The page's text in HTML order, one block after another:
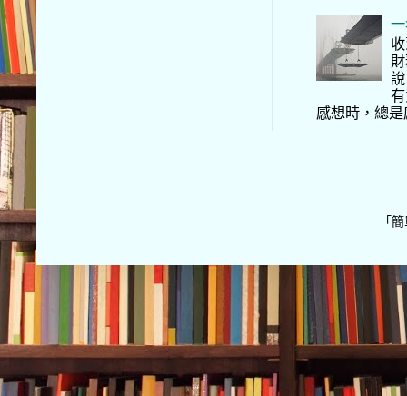
感想時，總
「